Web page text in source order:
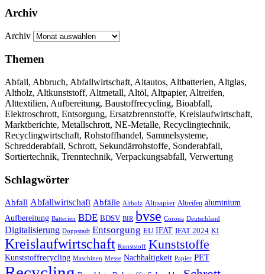
Archiv
Archiv
Themen
Abfall, Abbruch, Abfallwirtschaft, Altautos, Altbatterien, Altglas,
Altholz, Altkunststoff, Altmetall, Altöl, Altpapier, Altreifen,
Alttextilien, Aufbereitung, Baustoffrecycling, Bioabfall,
Elektroschrott, Entsorgung, Ersatzbrennstoffe, Kreislaufwirtschaft,
Marktberichte, Metallschrott, NE-Metalle, Recyclingtechnik,
Recyclingwirtschaft, Rohstoffhandel, Sammelsysteme,
Schredderabfall, Schrott, Sekundärrohstoffe, Sonderabfall,
Sortiertechnik, Trenntechnik, Verpackungsabfall, Verwertung
Schlagwörter
Abfall Abfallwirtschaft Abfälle Altholz Altpapier Altreifen aluminium
Aufbereitung Batterien BDE BDSV BIR bvse Corona Deutschland
Digitalisierung Doppstadt Entsorgung EU IFAT IFAT 2024 KI
Kreislaufwirtschaft Kunststoff Kunststoffe
Kunststoffrecycling Maschinen Messe Nachhaltigkeit Papier PET